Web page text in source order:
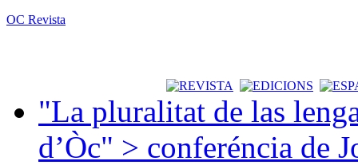
OC Revista
"La pluralitat de las
d’Òc" > conferéncia de